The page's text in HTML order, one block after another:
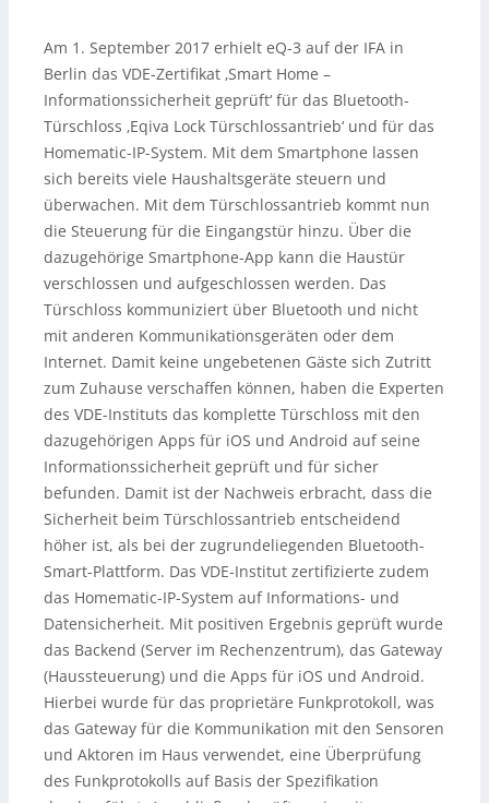
Am 1. September 2017 erhielt eQ-3 auf der IFA in
Berlin das VDE-Zertifikat ‚Smart Home –
Informationssicherheit geprüft‘ für das Bluetooth-
Türschloss ‚Eqiva Lock Türschlossantrieb‘ und für das
Homematic-IP-System. Mit dem Smartphone lassen
sich bereits viele Haushaltsgeräte steuern und
überwachen. Mit dem Türschlossantrieb kommt nun
die Steuerung für die Eingangstür hinzu. Über die
dazugehörige Smartphone-App kann die Haustür
verschlossen und aufgeschlossen werden. Das
Türschloss kommuniziert über Bluetooth und nicht
mit anderen Kommunikationsgeräten oder dem
Internet. Damit keine ungebetenen Gäste sich Zutritt
zum Zuhause verschaffen können, haben die Experten
des VDE-Instituts das komplette Türschloss mit den
dazugehörigen Apps für iOS und Android auf seine
Informationssicherheit geprüft und für sicher
befunden. Damit ist der Nachweis erbracht, dass die
Sicherheit beim Türschlossantrieb entscheidend
höher ist, als bei der zugrundeliegenden Bluetooth-
Smart-Plattform. Das VDE-Institut zertifizierte zudem
das Homematic-IP-System auf Informations- und
Datensicherheit. Mit positiven Ergebnis geprüft wurde
das Backend (Server im Rechenzentrum), das Gateway
(Haussteuerung) und die Apps für iOS und Android.
Hierbei wurde für das proprietäre Funkprotokoll, was
das Gateway für die Kommunikation mit den Sensoren
und Aktoren im Haus verwendet, eine Überprüfung
des Funkprotokolls auf Basis der Spezifikation